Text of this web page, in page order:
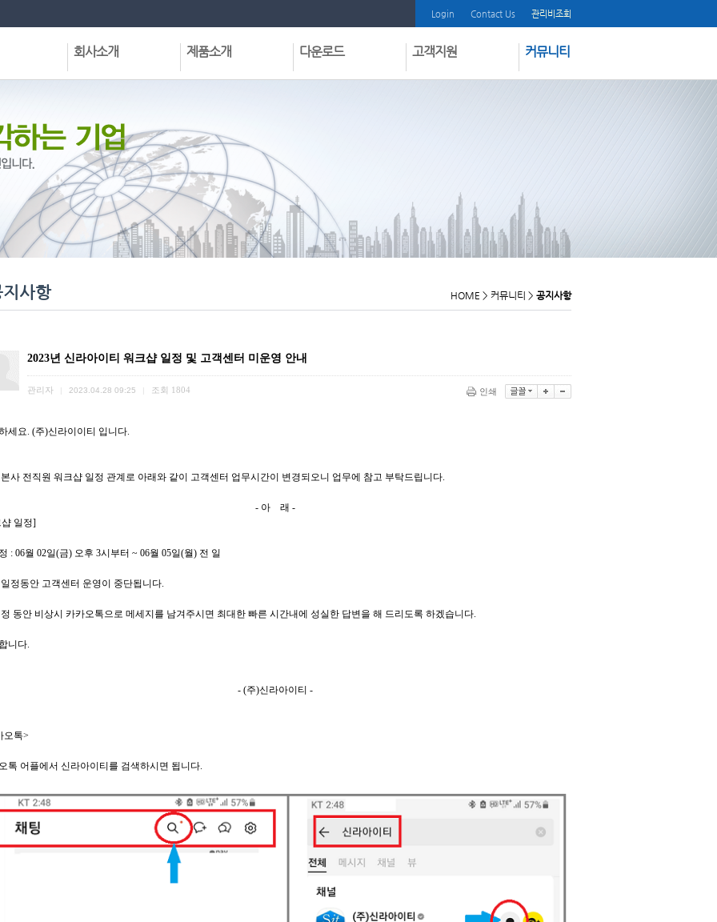
Login Contact Us 관리비조회
회사소개 제품소개 다운로드 고객지원 커뮤니티
VISION
회사연혁
사업분야
주요실적
조직구성도
협력업체
오시는길
기타프로그램및서비스
동영상도움말시청
방문요청신청
고객불만등록
사항 HOME > 커뮤니티 > 공지사항
2023년 신라아이티 워크샵 일정 및 고객센터 미운영 안내
관리자 2023.04.28 09:25 조회 1804 인쇄
세요. (주)신라이이티 입니다.
사 전직원 워크샵 일정 관계로 아래와 같이 고객센터 업무시간이 변경되오니 업무에 참고 부탁드립니다.
- 아 래 -
일정]
: 06월 02일(금) 오후 3시부터 ~ 06월 05일(월) 전 일
정동안 고객센터 운영이 중단됩니다.
동안 비상시 카카오톡으로 메세지를 남겨주시면 최대한 빠른 시간내에 성실한 답변을 해 드리도록 하겠습니다.
니다.
- (주)신라아이티 -
오톡>
톡 어플에서 신라아이티를 검색하시면 됩니다.